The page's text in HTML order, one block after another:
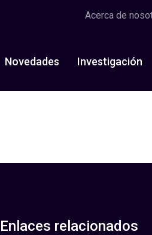
Acerca de
Novedades Investigación
Enlaces relacionados